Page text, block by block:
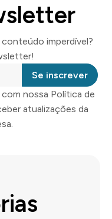
imperdível?
Se inscrever
nossa Política de
atualizações da